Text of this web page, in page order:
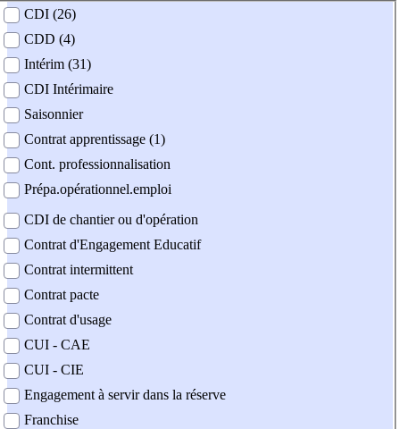
contrat
CDI (26)
CDD (4)
Intérim (31)
CDI Intérimaire
Saisonnier
Contrat apprentissage (1)
Cont. professionnalisation
Prépa.opérationnel.emploi
CDI de chantier ou d'opération
Contrat d'Engagement Educatif
Contrat intermittent
Contrat pacte
Contrat d'usage
CUI - CAE
CUI - CIE
Engagement à servir dans la réserve
Franchise